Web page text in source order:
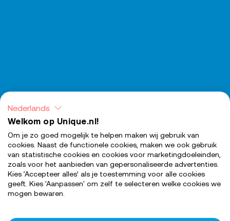
SOLLICITEER NU
Nederlands
Welkom op Unique.nl!
Om je zo goed mogelijk te helpen maken wij gebruik van
cookies. Naast de functionele cookies, maken we ook gebruik
van statistische cookies en cookies voor marketingdoeleinden,
zoals voor het aanbieden van gepersonaliseerde advertenties.
Kies ‘Accepteer alles’ als je toestemming voor alle cookies
geeft. Kies 'Aanpassen' om zelf te selecteren welke cookies we
mogen bewaren.